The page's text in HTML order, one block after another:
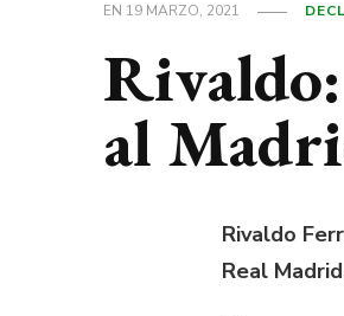
EN 19 MARZO, 2021
al
Rivaldo
Real